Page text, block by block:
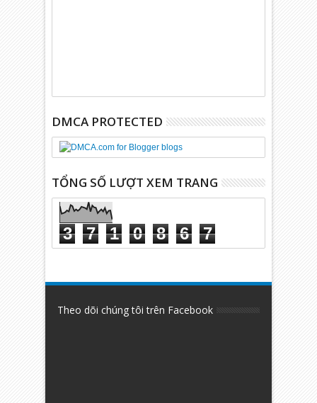
DMCA PROTECTED
TỔNG SỐ LƯỢT XEM TRANG
3 7 1 0 8 6 7
Theo dõi chúng tôi trên Facebook